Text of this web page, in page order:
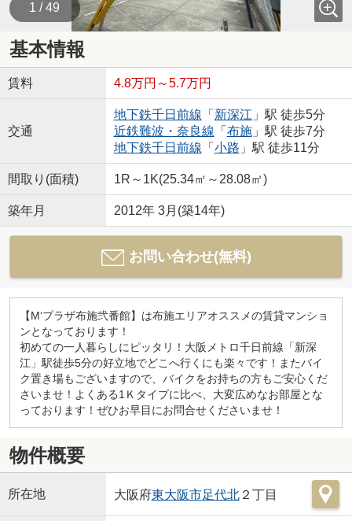
1 / 49
基本情報
賃料 4.8万円～5.7万円
交通
地下鉄千日前線 「 新深江 」駅 徒歩5分
近鉄難波・奈良線 「 布施」駅 徒歩7分
地下鉄千日前線 「 小路 」駅 徒歩11分
間取り(面積) 1R～1K(25.34㎡～28.08㎡)
築年月 2012年 3月(築14年)
お問い合わせ(無料)
【M‘プラザ布施弐番館】は布施エリアオススメの賃貸マンショ
ンとなっております！
初めての一人暮らしにピッタリ！大阪メトロ千日前線「新深
江」駅徒歩5分の好立地でどこへ行くにも楽々です！またバイ
ク置き場もございますので、バイクをお持ちの方もご安心くだ
さいませ！よくある1Ｋタイプに比べ、大変広めなお部屋とな
っております！ぜひお早目にお問合せくださいませ！
物件概要
所在地 大阪府東大阪市足代北２丁目